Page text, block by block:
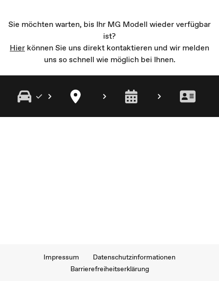
Sie möchten warten, bis Ihr MG Modell wieder verfügbar
ist?
Hier können Sie uns direkt kontaktieren und wir melden
uns so schnell wie möglich bei Ihnen.
Impressum
Datenschutzinformationen
Barrierefreiheitserklärung